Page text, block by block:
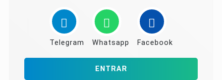
Telegram Whatsapp Facebook
ENTRAR